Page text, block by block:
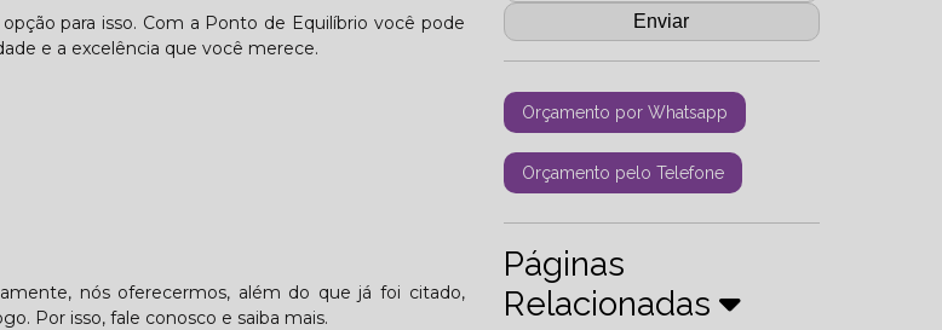
para isso. Com a Ponto de Equilíbrio você pode
e a excelência que você merece.
nós oferecermos, além do que já foi citado,
Por isso, fale conosco e saiba mais.
Orçamento por Whatsapp
Orçamento pelo Telefone
Páginas
Relacionadas